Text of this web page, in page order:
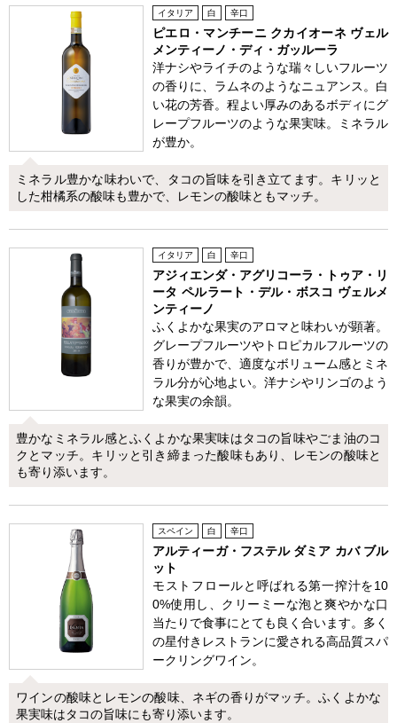
イタリア 白 辛口
ピエロ・マンチーニ クカイオーネ ヴェル
メンティーノ・ディ・ガッルーラ
洋ナシやライチのような瑞々しいフルーツ
の香りに、ラムネのようなニュアンス。白
い花の芳香。程よい厚みのあるボディにグ
レープフルーツのような果実味。ミネラル
が豊か。
ミネラル豊かな味わいで、タコの旨味を引き立てます。キリッと
した柑橘系の酸味も豊かで、レモンの酸味ともマッチ。
イタリア 白 辛口
アジィエンダ・アグリコーラ・トゥア・リ
ータ ペルラート・デル・ボスコ ヴェルメ
ンティーノ
ふくよかな果実のアロマと味わいが顕著。
グレープフルーツやトロピカルフルーツの
香りが豊かで、適度なボリューム感とミネ
ラル分が心地よい。洋ナシやリンゴのよう
な果実の余韻。
豊かなミネラル感とふくよかな果実味はタコの旨味やごま油のコ
クとマッチ。キリッと引き締まった酸味もあり、レモンの酸味と
も寄り添います。
スペイン 白 辛口
アルティーガ・フステル ダミア カバ ブル
ット
モストフロールと呼ばれる第一搾汁を10
0%使用し、クリーミーな泡と爽やかな口
当たりで食事にとても良く合います。多く
の星付きレストランに愛される高品質スパ
ークリングワイン。
ワインの酸味とレモンの酸味、ネギの香りがマッチ。ふくよかな
果実味はタコの旨味にも寄り添います。